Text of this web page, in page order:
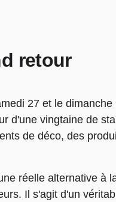
retour
27 et le dimanche
d'une vingtaine de
de déco, des
réelle alternative à
Il s'agit d'un